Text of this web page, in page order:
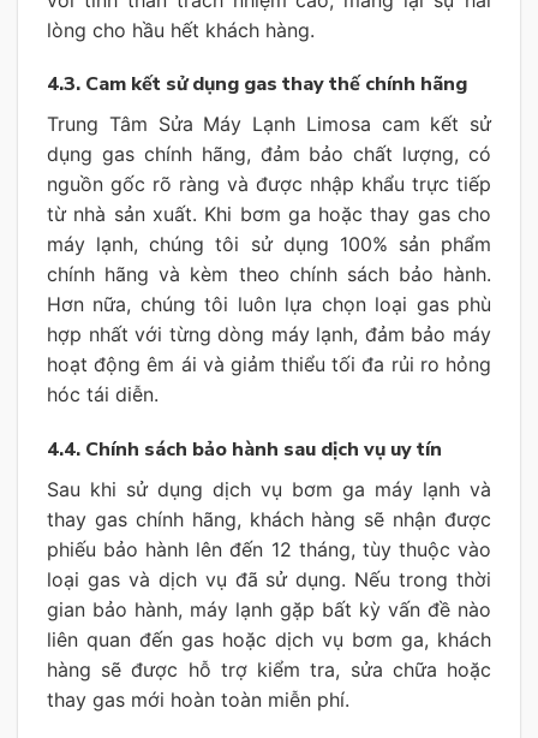
lòng cho hầu hết khách hàng.
4.3. Cam kết sử dụng gas thay thế chính hãng
Trung Tâm Sửa Máy Lạnh Limosa cam kết sử
dụng gas chính hãng, đảm bảo chất lượng, có
nguồn gốc rõ ràng và được nhập khẩu trực tiếp
từ nhà sản xuất. Khi bơm ga hoặc thay gas cho
máy lạnh, chúng tôi sử dụng 100% sản phẩm
chính hãng và kèm theo chính sách bảo hành.
Hơn nữa, chúng tôi luôn lựa chọn loại gas phù
hợp nhất với từng dòng máy lạnh, đảm bảo máy
hoạt động êm ái và giảm thiểu tối đa rủi ro hỏng
hóc tái diễn.
4.4. Chính sách bảo hành sau dịch vụ uy tín
Sau khi sử dụng dịch vụ bơm ga máy lạnh và
thay gas chính hãng, khách hàng sẽ nhận được
phiếu bảo hành lên đến 12 tháng, tùy thuộc vào
loại gas và dịch vụ đã sử dụng. Nếu trong thời
gian bảo hành, máy lạnh gặp bất kỳ vấn đề nào
liên quan đến gas hoặc dịch vụ bơm ga, khách
hàng sẽ được hỗ trợ kiểm tra, sửa chữa hoặc
thay gas mới hoàn toàn miễn phí.